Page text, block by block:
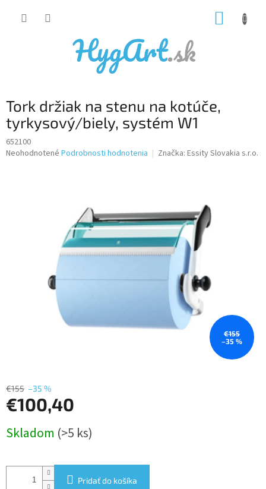
Tork držiak na stenu na kotúče,
tyrkysový/biely, systém W1
652100
Priemerné
Neohodnotené Podrobnosti hodnotenia Značka: Essity Slovakia s.r.o.
€155
–35 %
€155 –35 %
€100,40
cena:
Skladom (>5 ks)
Pridať do košíka